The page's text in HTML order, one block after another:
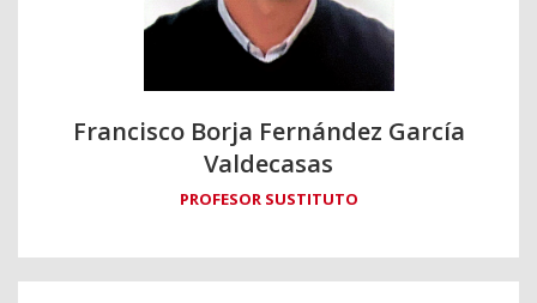
Francisco Borja Fernández García
Valdecasas
PROFESOR SUSTITUTO